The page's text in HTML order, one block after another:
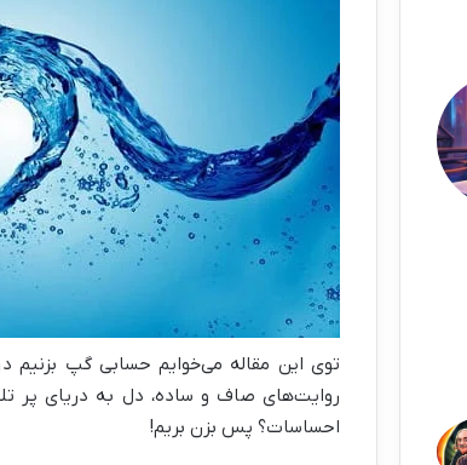
توی این مقاله می‌خوایم حسابی گپ بزنیم
روایت‌های صاف و ساده، دل به دریای پر
احساسات؟ پس بزن بریم!